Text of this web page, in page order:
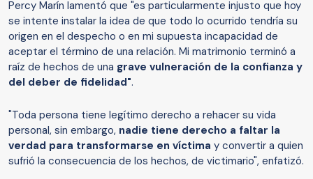
Percy Marín lamentó que "es particularmente injusto que hoy
se intente instalar la idea de que todo lo ocurrido tendría su
origen en el despecho o en mi supuesta incapacidad de
aceptar el término de una relación. Mi matrimonio terminó a
raíz de hechos de una grave vulneración de la confianza y
del deber de fidelidad".
"Toda persona tiene legítimo derecho a rehacer su vida
personal, sin embargo, nadie tiene derecho a faltar la
verdad para transformarse en víctima y convertir a quien
sufrió la consecuencia de los hechos, de victimario", enfatizó.